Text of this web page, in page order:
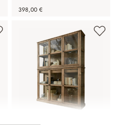
398,00 €